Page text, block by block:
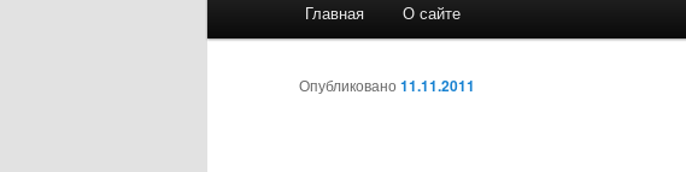
Перейти
к
Главная О сайте
Опубликовано 11.11.2011